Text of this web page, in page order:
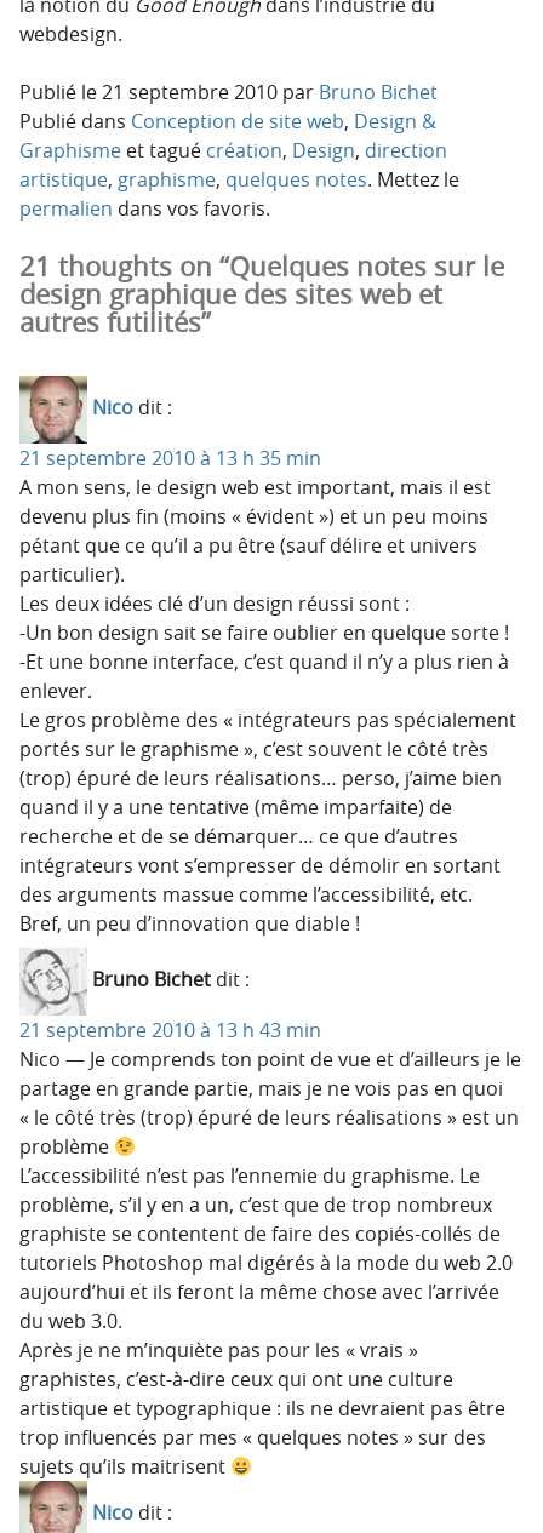
webdesign.
Publié le21 septembre 2010 par Bruno Bichet
Publié dans Conception de site web, Design &
Graphisme et tagué création, Design, direction
artistique, graphisme, quelques notes. Mettez le
permalien dans vos favoris.
21 thoughts on “Quelques notes sur le
design graphique des sites web et
autres futilités”
Nico dit :
21 septembre 2010 à 13 h 35 min
A mon sens, le design web est important, mais il est
devenu plus fin (moins « évident ») et un peu moins
pétant que ce qu’il a pu être (sauf délire et univers
particulier).
Les deux idées clé d’un design réussi sont :
-Un bon design sait se faire oublier en quelque sorte !
-Et une bonne interface, c’est quand il n’y a plus rien à
enlever.
Le gros problème des « intégrateurs pas spécialement
portés sur le graphisme », c’est souvent le côté très
(trop) épuré de leurs réalisations… perso, j’aime bien
quand il y a une tentative (même imparfaite) de
recherche et de se démarquer… ce que d’autres
intégrateurs vont s’empresser de démolir en sortant
des arguments massue comme l’accessibilité, etc.
Bref, un peu d’innovation que diable !
Bruno Bichet dit :
21 septembre 2010 à 13 h 43 min
Nico — Je comprends ton point de vue et d’ailleurs je le
partage en grande partie, mais je ne vois pas en quoi
« le côté très (trop) épuré de leurs réalisations » est un
problème
L’accessibilité n’est pas l’ennemie du graphisme. Le
problème, s’il y en a un, c’est que de trop nombreux
graphiste se contentent de faire des copiés-collés de
tutoriels Photoshop mal digérés à la mode du web 2.0
aujourd’hui et ils feront la même chose avec l’arrivée
du web 3.0.
Après je ne m’inquiète pas pour les « vrais »
graphistes, c’est-à-dire ceux qui ont une culture
artistique et typographique : ils ne devraient pas être
trop influencés par mes « quelques notes » sur des
sujets qu’ils maitrisent
Nico dit :